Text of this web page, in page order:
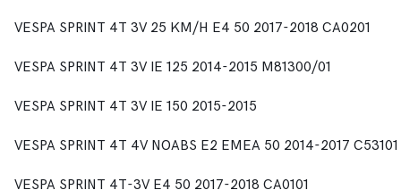
VESPA SPRINT 4T 3V 25 KM/H E4 50 2017-2018 CA0201
VESPA SPRINT 4T 3V IE 125 2014-2015 M81300/01
VESPA SPRINT 4T 3V IE 150 2015-2015
VESPA SPRINT 4T 4V NOABS E2 EMEA 50 2014-2017 C53101
VESPA SPRINT 4T-3V E4 50 2017-2018 CA0101